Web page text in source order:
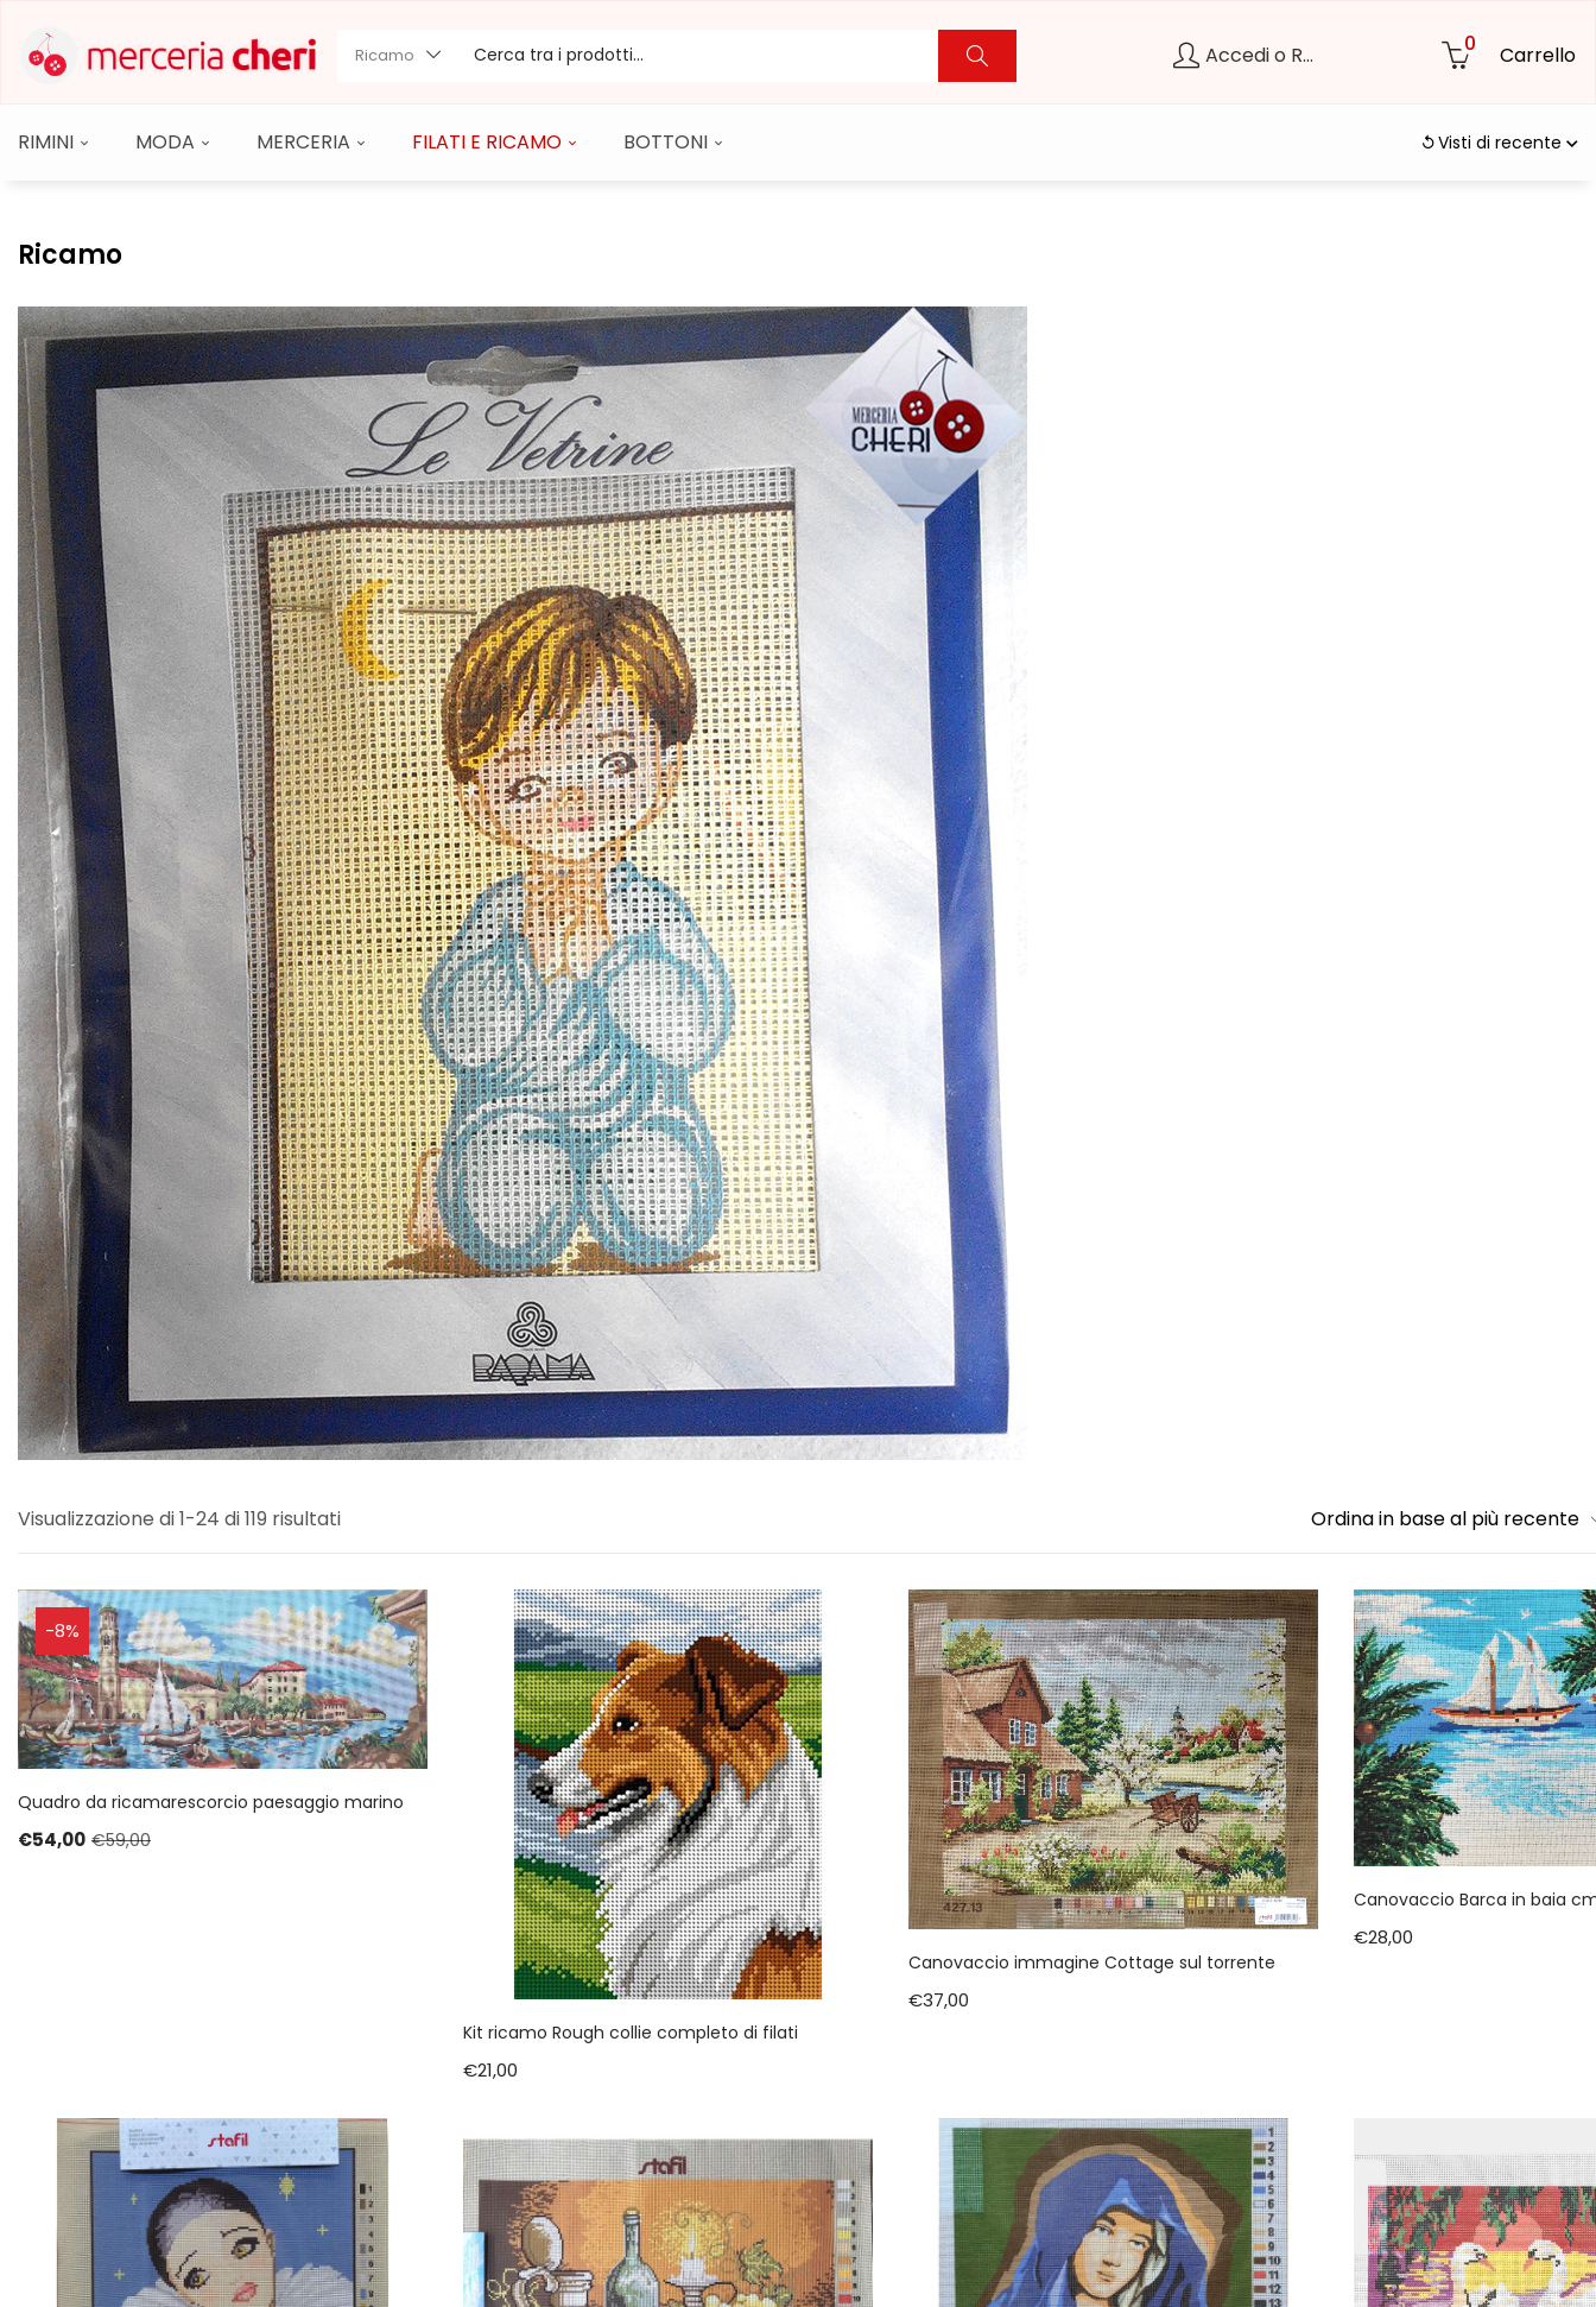
Ricamo Accedi o Registrati 0 Carrello
RIMINI MODA MERCERIA FILATI E RICAMO BOTTONI Visti di recente
Ricamo
Visualizzazione di 1-24 di 119 risultati Ordina in base al più recente
-8%
Quadro da ricamarescorcio paesaggio marino
€54,00 €59,00
Kit ricamo Rough collie completo di filati
€21,00
Canovaccio immagine Cottage sul torrente
€37,00
Canovaccio Barca in baia
€28,00